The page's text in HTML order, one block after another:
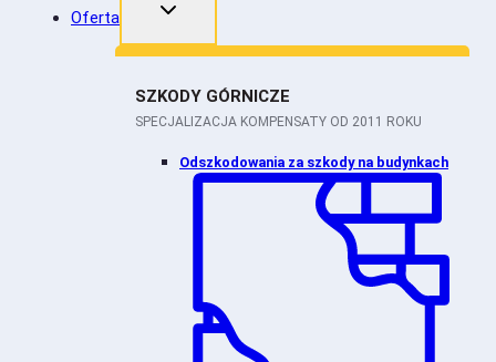
Oferta
SZKODY GÓRNICZE
SPECJALIZACJA KOMPENSATY OD 2011 ROKU
Odszkodowania za szkody na budynkach